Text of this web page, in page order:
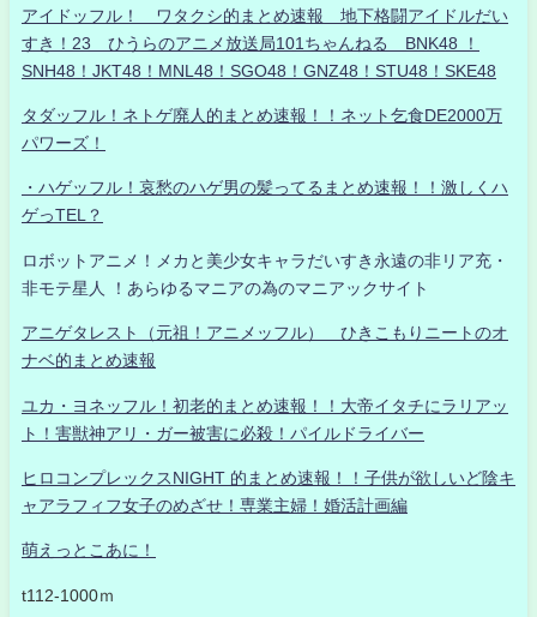
アイドッフル！ ワタクシ的まとめ速報 地下格闘アイドルだい
すき！23 ひうらのアニメ放送局101ちゃんねる BNK48 ！
SNH48！JKT48！MNL48！SGO48！GNZ48！STU48！SKE48
タダッフル！ネトゲ廃人的まとめ速報！！ネット乞食DE2000万
パワーズ！
・ハゲッフル！哀愁のハゲ男の髪ってるまとめ速報！！激しくハ
ゲっTEL？
ロボットアニメ！メカと美少女キャラだいすき永遠の非リア充・
非モテ星人 ！あらゆるマニアの為のマニアックサイト
アニゲタレスト（元祖！アニメッフル） ひきこもりニートのオ
ナベ的まとめ速報
ユカ・ヨネッフル！初老的まとめ速報！！大帝イタチにラリアッ
ト！害獣神アリ・ガー被害に必殺！パイルドライバー
ヒロコンプレックスNIGHT 的まとめ速報！！子供が欲しいど陰キ
ャアラフィフ女子のめざせ！専業主婦！婚活計画編
萌えっとこあに！
t112-1000ｍ